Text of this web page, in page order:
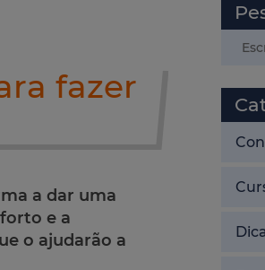
fazer
a dar uma
e a
o ajudarão a